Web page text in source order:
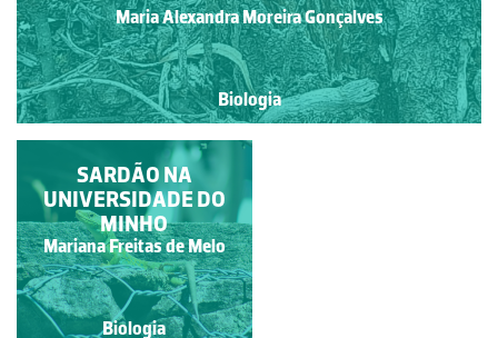
Maria Alexandra Moreira Gonçalves
Biologia
COBRA-DE-ESCADA
(ZAMENIS SCALARIS)
Maria Alexandra Moreira
Gonçalves
Biologia
SARDÃO NA
UNIVERSIDADE DO
MINHO
Mariana Freitas de Melo
Biologia